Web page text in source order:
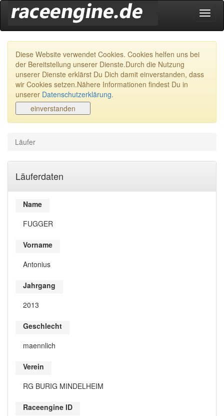
Diese Website verwendet Cookies. Cookies helfen uns bei
der Bereitstellung unserer Dienste.Durch die Nutzung
unserer Dienste erklärst Du Dich damit einverstanden, dass
wir Cookies setzen.Nähere Informationen findest Du in
unserer Datenschutzerklärung.
Läufer
Läuferdaten
Name
FUGGER
Vorname
Antonius
Jahrgang
2013
Geschlecht
maennlich
Verein
RG BURIG MINDELHEIM
Raceengine ID